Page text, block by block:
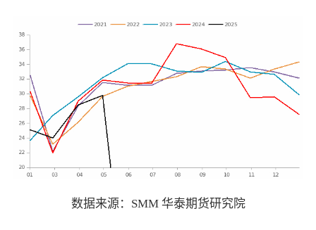
数据来源：SMM 华泰期货研究院